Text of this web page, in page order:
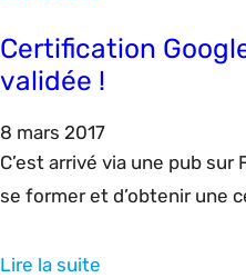
suis rendue compte qu’il y
n’avais pas remarqués car…
Certification
validée !
8 mars 2017
C’est arrivé via une pub
se former et d’obtenir une
me suis un peu demandée
Lire la suite